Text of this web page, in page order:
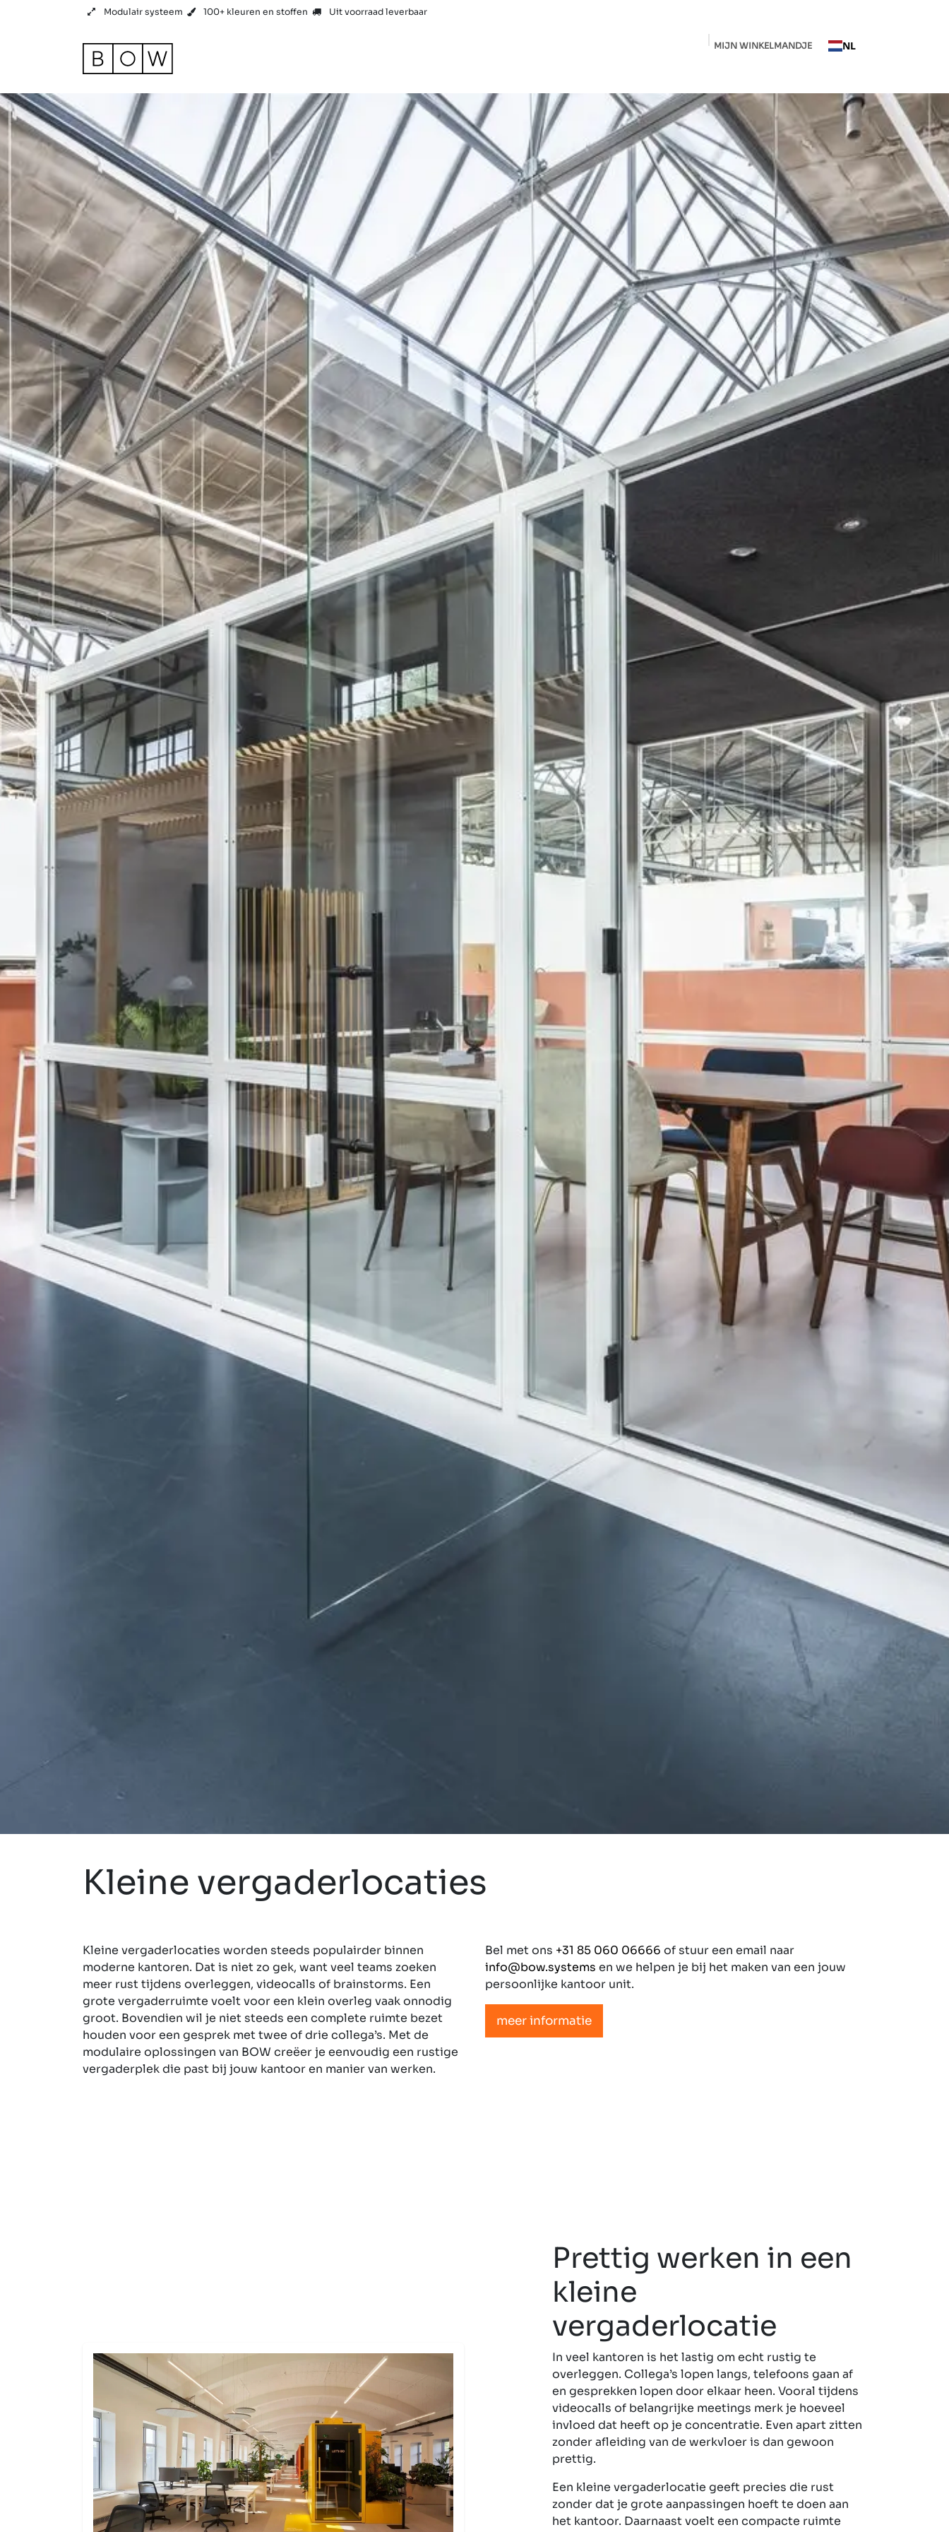
Overslaan naar inhoudModulair systeem 100+ kleuren en stoffen Uit voorraad leverbaar
MIJN WINKELMANDJE NL
Kleine vergaderlocaties
Kleine vergaderlocaties worden steeds populairder binnen
moderne kantoren. Dat is niet zo gek, want veel teams zoeken
meer rust tijdens overleggen, videocalls of brainstorms. Een
grote vergaderruimte voelt voor een klein overleg vaak onnodig
groot. Bovendien wil je niet steeds een complete ruimte bezet
houden voor een gesprek met twee of drie collega’s. Met de
modulaire oplossingen van BOW creëer je eenvoudig een rustige
vergaderplek die past bij jouw kantoor en manier van werken.
Bel met ons +31 85 060 06666 of stuur een email naar
info@bow.systems en we helpen je bij het maken van een jouw
persoonlijke kantoor unit.
meer informatie
Prettig werken in een
kleine
vergaderlocatie
In veel kantoren is het lastig om echt rustig te
overleggen. Collega’s lopen langs, telefoons gaan af
en gesprekken lopen door elkaar heen. Vooral tijdens
videocalls of belangrijke meetings merk je hoeveel
invloed dat heeft op je concentratie. Even apart zitten
zonder afleiding van de werkvloer is dan gewoon
prettig.
Een kleine vergaderlocatie geeft precies die rust
zonder dat je grote aanpassingen hoeft te doen aan
het kantoor. Daarnaast voelt een compacte ruimte